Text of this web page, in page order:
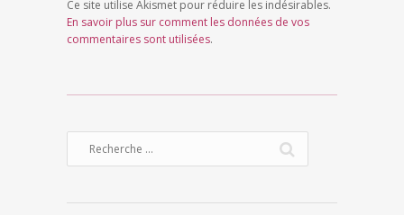
Ce site utilise Akismet pour réduire les indésirables.
En savoir plus sur comment les données de vos
commentaires sont utilisées.